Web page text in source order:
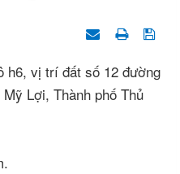
h6, vị trí đất số 12 đường
Lợi, Thành phố Thủ